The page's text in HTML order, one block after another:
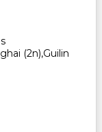
(2n),Guilin